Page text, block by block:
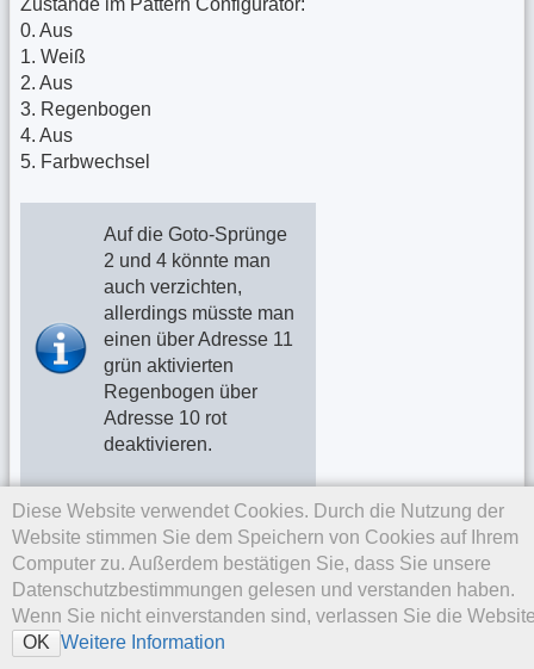
Zustände im Pattern Configurator:
0. Aus
1. Weiß
2. Aus
3. Regenbogen
4. Aus
5. Farbwechsel
Auf die Goto-Sprünge
2 und 4 könnte man
auch verzichten,
allerdings müsste man
einen über Adresse 11
grün aktivierten
Regenbogen über
Adresse 10 rot
deaktivieren.
Diese Website verwendet Cookies. Durch die Nutzung der
Website stimmen Sie dem Speichern von Cookies auf Ihrem
Computer zu. Außerdem bestätigen Sie, dass Sie unsere
Datenschutzbestimmungen gelesen und verstanden haben.
Wenn Sie nicht einverstanden sind, verlassen Sie die
OK Weitere Information